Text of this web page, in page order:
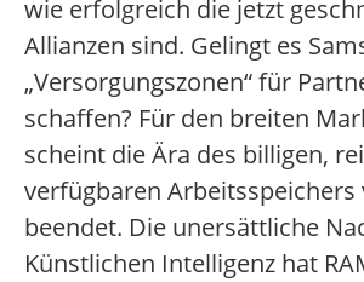
wie erfolgreich die jetzt
Allianzen sind. Gelingt es
„Versorgungszonen“ für
schaffen? Für den breiten
scheint die Ära des billigen,
verfügbaren Arbeitsspeichers
beendet. Die unersättliche
Künstlichen Intelligenz hat